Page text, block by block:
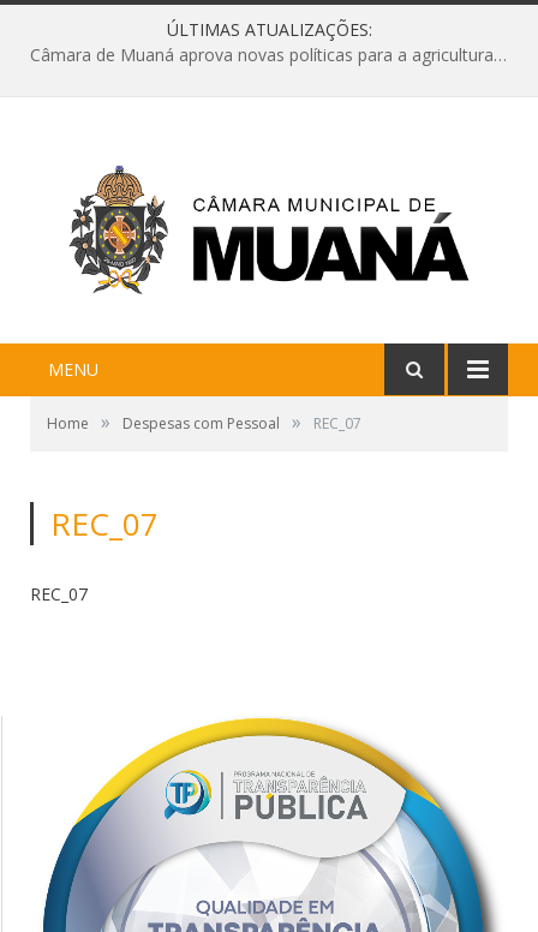
ÚLTIMAS ATUALIZAÇÕES:
Câmara de Muaná aprova novas políticas para a agricultura e solicita reforma da Ponte do Reduto
MENU
Home » Despesas com Pessoal » REC_07
REC_07
REC_07